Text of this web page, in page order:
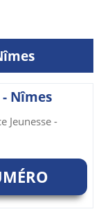
Nîmes
Jeunesse -